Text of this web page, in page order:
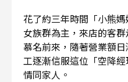
花了約三年時間「小熊
女族群為主，來店的客
慕名前來，隨著營業額
工逐漸信服這位「空降
情同家人。